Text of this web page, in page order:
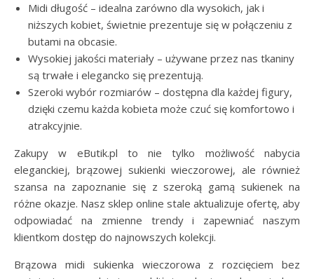
Midi długość – idealna zarówno dla wysokich, jak i
niższych kobiet, świetnie prezentuje się w połączeniu z
butami na obcasie.
Wysokiej jakości materiały – używane przez nas tkaniny
są trwałe i elegancko się prezentują.
Szeroki wybór rozmiarów – dostępna dla każdej figury,
dzięki czemu każda kobieta może czuć się komfortowo i
atrakcyjnie.
Zakupy w eButik.pl to nie tylko możliwość nabycia
eleganckiej, brązowej sukienki wieczorowej, ale również
szansa na zapoznanie się z szeroką gamą sukienek na
różne okazje. Nasz sklep online stale aktualizuje ofertę, aby
odpowiadać na zmienne trendy i zapewniać naszym
klientkom dostęp do najnowszych kolekcji.
Brązowa midi sukienka wieczorowa z rozcięciem bez